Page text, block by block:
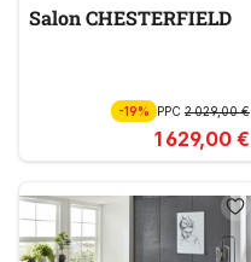
Salon CHESTERFIELD
-19% PPC 2 029,00 €
1 629,00 €